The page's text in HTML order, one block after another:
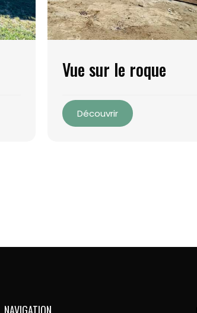
Vue sur le roque
Découvrir
NAVIGATION